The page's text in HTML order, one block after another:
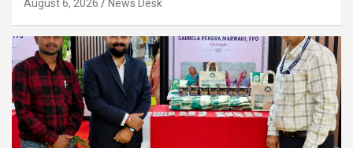
August 6, 2026 News Desk